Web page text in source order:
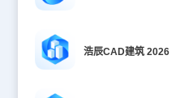
浩辰CAD建筑 2026